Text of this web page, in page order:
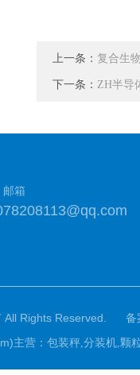
上一条： 复合生
下一条： ZH半导
邮箱
Rights Reserved.
备
主营： 包装秤,分装机,颗